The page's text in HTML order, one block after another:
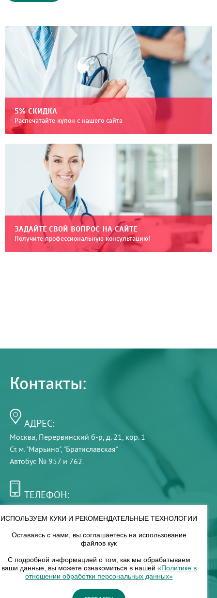
5% СКИДКА
Распечатайте купон с нашего сайта
ЗАДАЙТЕ СВОЙ ВОПРОС НА САЙТЕ
Получите профессиональную консультацию!
Контакты:
АДРЕС:
Москва, Перервинский б-р, д. 21, кор. 1
Ст. м. "Марьино", "Братиславская"
Автобус № 957 и 762.
ТЕЛЕФОН:
РЕЖИМ РАБОТЫ:
8 — 18
НАШ ФИЛИАЛ:
ИСПОЛЬЗУЕМ КУКИ И РЕКОМЕНДАТЕЛЬНЫЕ ТЕХНОЛОГИИ
Оставаясь с нами, вы соглашаетесь на использование
файлов кук
С подробной информацией о том, как мы обрабатываем
ваши данные, вы можете ознакомиться в нашей «Политике в
отношении обработки персональных данных»